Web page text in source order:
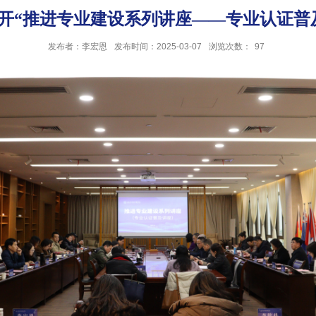
“推进专业建设系列讲座——专业认证普
发布者：李宏恩 发布时间：2025-03-07 浏览次数： 97